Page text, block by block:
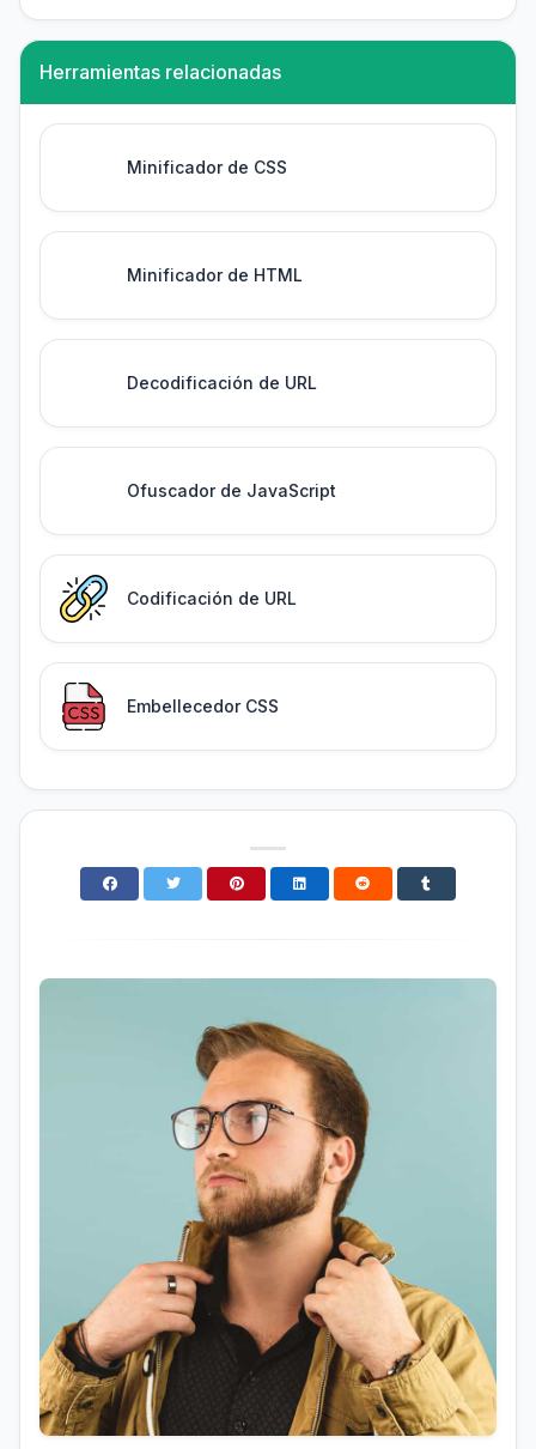
Herramientas relacionadas
Minificador de CSS
Minificador de HTML
Decodificación de URL
Ofuscador de JavaScript
Codificación de URL
Embellecedor CSS